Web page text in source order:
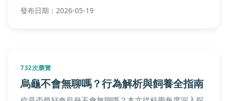
灣常見鳥類叫聲介紹、實用問答與觀察技巧。幫助您全